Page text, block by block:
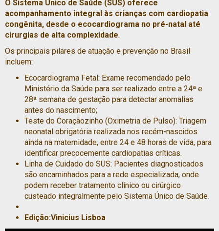
O Sistema Único de Saúde (SUS) oferece
acompanhamento integral às crianças com cardiopatia
congênita, desde o ecocardiograma no pré-natal até
cirurgias de alta complexidade.
Os principais pilares de atuação e prevenção no Brasil
incluem:
Ecocardiograma Fetal: Exame recomendado pelo
⁠Ministério da Saúde para ser realizado entre a 24ª e
28ª semana de gestação para detectar anomalias
antes do nascimento;
Teste do Coraçãozinho (Oximetria de Pulso): Triagem
neonatal obrigatória realizada nos recém-nascidos
ainda na maternidade, entre 24 e 48 horas de vida, para
identificar precocemente cardiopatias críticas.
Linha de Cuidado do SUS: Pacientes diagnosticados
são encaminhados para a rede especializada, onde
podem receber tratamento clínico ou cirúrgico
custeado integralmente pelo Sistema Único de Saúde.
Edição:Vinicius Lisboa